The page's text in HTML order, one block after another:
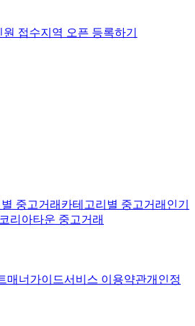
원 접수지역 오픈 등록하기
중고거래 카테고리별 중고거래 인기
코리아타운 중고거래
매너가이드서비스 이용약관개인정